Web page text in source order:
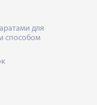
для
способом